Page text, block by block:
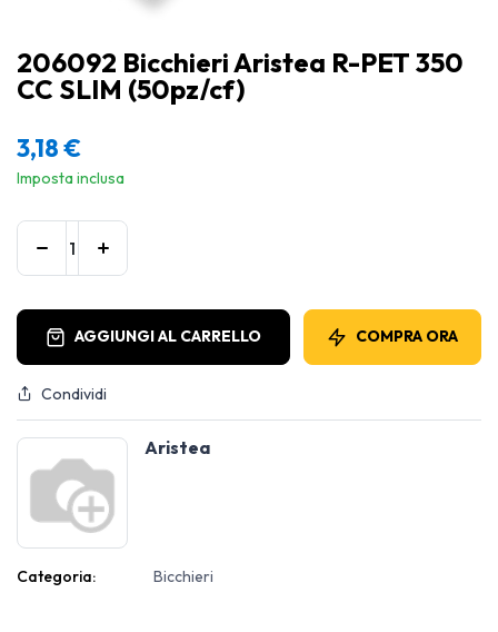
206092 Bicchieri Aristea R-PET 350
CC SLIM (50pz/cf)
3,18€
Imposta inclusa
AGGIUNGI AL CARRELLO COMPRA ORA
Condividi
Aristea
Categoria: Bicchieri